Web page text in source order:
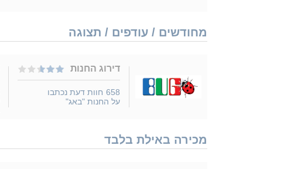
מחודשים / עודפים / תצוגה
דירוג החנות
658 חוות דעת נכתבו
על החנות "באג"
מכירה באילת בלבד